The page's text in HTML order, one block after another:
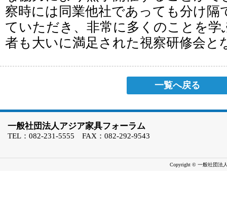
察時には同業他社であっても分け隔
ていただき、非常に多くのことを
者も大いに満足された視察研修会と
一覧へ戻る
一般社団法人アジア家具フォーラム
TEL：082-231-5555 FAX：082-292-9543
Copyright © 一般社団法